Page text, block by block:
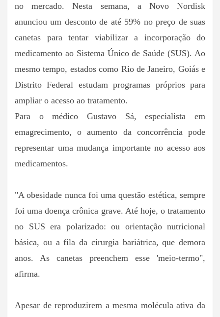
no mercado. Nesta semana, a Novo Nordisk
anunciou um desconto de até 59% no preço de suas
canetas para tentar viabilizar a incorporação do
medicamento ao Sistema Único de Saúde (SUS). Ao
mesmo tempo, estados como Rio de Janeiro, Goiás e
Distrito Federal estudam programas próprios para
ampliar o acesso ao tratamento.
Para o médico Gustavo Sá, especialista em
emagrecimento, o aumento da concorrência pode
representar uma mudança importante no acesso aos
medicamentos.
"A obesidade nunca foi uma questão estética, sempre
foi uma doença crônica grave. Até hoje, o tratamento
no SUS era polarizado: ou orientação nutricional
básica, ou a fila da cirurgia bariátrica, que demora
anos. As canetas preenchem esse 'meio-termo",
afirma.
Apesar de reproduzirem a mesma molécula ativa da